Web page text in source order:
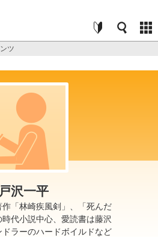
ツ
戸沢一平
「林崎疾風剣」、「死んだ
代小説中心、愛読書は藤沢
ドラーのハードボイルドなど